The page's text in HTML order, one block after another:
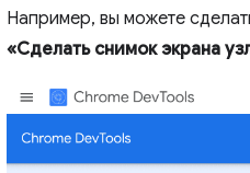
Например, вы можете
«Сделать снимок экрана